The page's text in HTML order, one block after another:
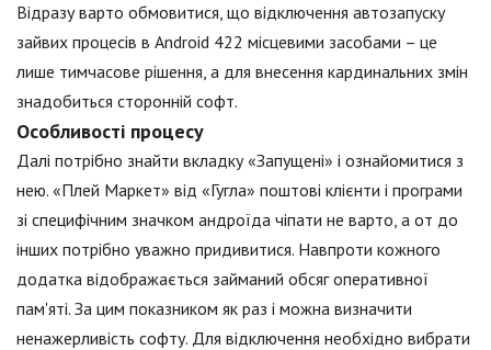
Відразу варто обмовитися, що відключення автозапуску
зайвих процесів в Android 422 місцевими засобами – це
лише тимчасове рішення, а для внесення кардинальних змін
знадобиться сторонній софт.
Особливості процесу
Далі потрібно знайти вкладку «Запущені» і ознайомитися з
нею. «Плей Маркет» від «Гугла» поштові клієнти і програми
зі специфічним значком андроїда чіпати не варто, а от до
інших потрібно уважно придивитися. Навпроти кожного
додатка відображається займаний обсяг оперативної
пам'яті. За цим показником як раз і можна визначити
ненажерливість софту. Для відключення необхідно вибрати